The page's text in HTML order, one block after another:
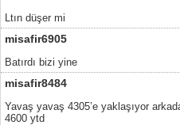
Ltın düşer mi
misafir6905
Batırdı bizi yine
misafir8484
Yavaş yavaş 4305’e yaklaşıyor
4600 ytd